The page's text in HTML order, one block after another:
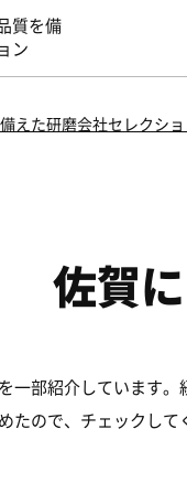
質を備
ン
えた研磨会社セレクシ
佐賀
一部紹介しています
たので、チェックして